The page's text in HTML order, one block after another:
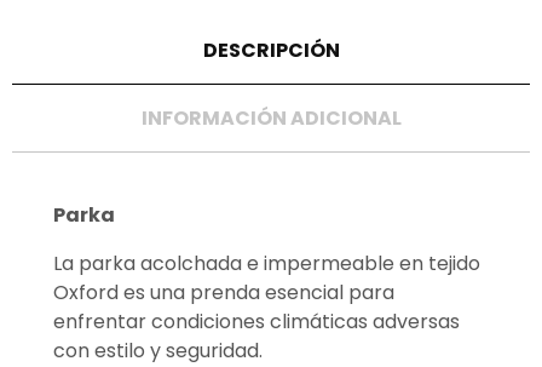
DESCRIPCIÓN
INFORMACIÓN ADICIONAL
Parka
La parka acolchada e impermeable en tejido
Oxford es una prenda esencial para
enfrentar condiciones climáticas adversas
con estilo y seguridad.